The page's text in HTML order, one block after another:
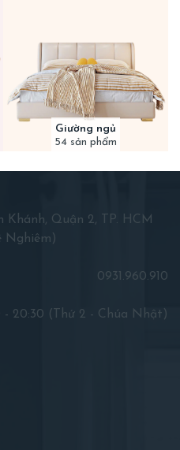
Giường ngủ
54 sản phẩm
Khánh, Quận 2, TP. HCM
Nghiêm)
0931.960.910
- 20:30 (Thứ 2 - Chúa Nhật)